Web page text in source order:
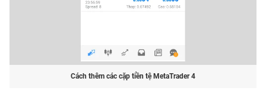
Cách thêm các cặp tiền tệ MetaTrader 4